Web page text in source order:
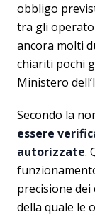
obbligo
tra gli
ancora molti
chiariti pochi
Ministero
Secondo la
essere
autorizzate.
precisione
della quale le